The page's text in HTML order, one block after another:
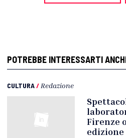
POTREBBE INTERESSARTI
CULTURA/ Redazione
Firenze